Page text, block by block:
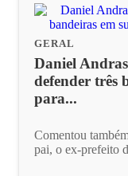
GERAL
Daniel
defender três
para...
Comentou
pai, o ex-prefeito